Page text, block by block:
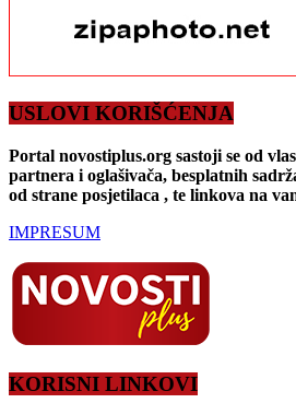
USLOVI KORIŠĆENJA
Portal novostiplus.org sastoji se od
partnera i oglašivača, besplatnih
od strane posjetilaca , te linkova na
IMPRESUM
KORISNI LINKOVI